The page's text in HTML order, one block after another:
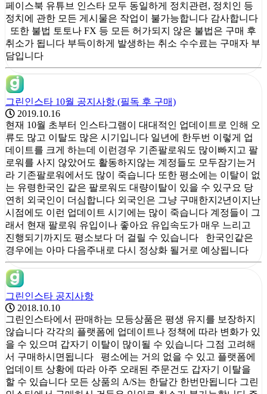
페이스북 유튜브 인스타 모두 동일하게 정치관련, 정치인 등
정치에 관한 모든 게시물은 작업이 불가능합니다 감사합니다
또한 불법 토토나 FX 등 모든 허가되지 않은 불법은 구매 후
취소가 됩니다 부득이하게 발생하는 취소 수수료는 구매자 부
담입니다
그린인스타 10월 공지사항 (필독 후 구매)
2019.10.16
현재 10월 초부터 인스타그램이 대대적인 업데이트로 인해 오
류도 많고 이탈도 많은 시기입니다 일년에 한두번 이렇게 업
데이트를 크게 하는데 이런경우 기존팔로워도 많이빠지고 팔
로워를 사지 않았어도 활동하지않는 계정들도 모두잠기는거
라 기존팔로워에서도 많이 죽습니다 또한 평소에는 이탈이 없
는 유령한국인 같은 팔로워도 대량이탈이 있을 수 있구요 당
연히 외국인이 더심합니다 외국인은 그냥 구매한지2년이지난
시점에도 이런 업데이트 시기에는 많이 죽습니다 계정들이 그
래서 현재 팔로워 유입이나 좋아요 유입속도가 매우 느리고
진행되기까지도 평소보다 더 걸릴 수 있습니다 한국인같은
경우에는 아마 다음주내로 다시 정상화 될거로 예상됩니다
그린인스타 공지사항
2018.10.10
그린인스타에서 판매하는 모등상품은 평생 유지를 보장하지
않습니다 각각의 플랫폼에 업데이트나 정책에 따라 변화가 있
을 수 있으며 갑자기 이탈이 많이될 수 있습니다 그점 고려해
서 구매하시면됩니다 평소에는 거의 없을 수 있고 플랫폼에
업데이트 상황에 따라 아주 오래된 주문건도 갑자기 이탈을
할 수 있습니다 모든 상품의 A/S는 한달간 한번만됩니다 그린